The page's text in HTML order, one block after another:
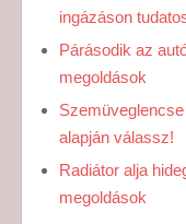
ingázáson
Párásodik az
megoldások
alapján válassz!
Radiátor alja
megoldások